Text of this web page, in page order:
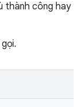
thành công hay